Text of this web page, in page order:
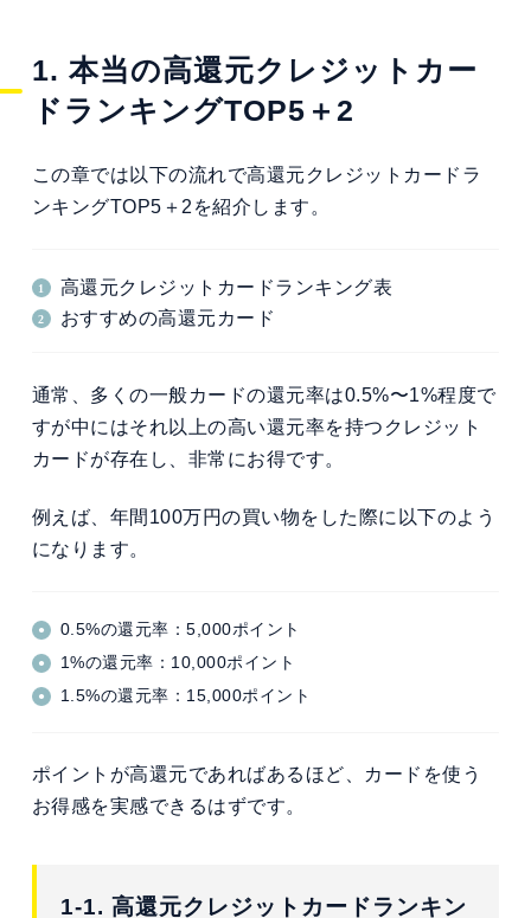
1. 本当の高還元クレジットカー
ドランキングTOP5＋2
この章では以下の流れで高還元クレジットカードラ
ンキングTOP5＋2を紹介します。
高還元クレジットカードランキング表
おすすめの高還元カード
通常、多くの一般カードの還元率は0.5%〜1%程度で
すが中にはそれ以上の高い還元率を持つクレジット
カードが存在し、非常にお得です。
例えば、年間100万円の買い物をした際に以下のよう
になります。
0.5%の還元率：5,000ポイント
1%の還元率：10,000ポイント
1.5%の還元率：15,000ポイント
ポイントが高還元であればあるほど、カードを使う
お得感を実感できるはずです。
1-1. 高還元クレジットカードランキン